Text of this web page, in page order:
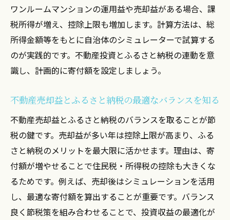
ワンルームマンションの運用益や売却益がある場合、課
税所得が増え、控除上限も増加します。計算方法は、総
所得金額等をもとに自治体のシミュレーターで試算する
のが実践的です。不動産投資とふるさと納税の連動を意
識し、計画的に寄付額を設定しましょう。
不動産売却益とふるさと納税の最適なバランスを知る
不動産売却益とふるさと納税のバランスを取ることが節
税の鍵です。売却益が多い年は控除上限が高まり、ふる
さと納税のメリットを最大限に活かせます。理由は、寄
付額が増やせることで住民税・所得税の控除も大きくな
るためです。例えば、売却後はシミュレーションを活用
し、最適な寄付額を算出することが重要です。バランス
良く節税策を組み合わせることで、投資収益の最適化が